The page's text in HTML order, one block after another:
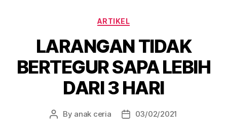
Indonesia
Categories
ARTIKEL
LARANGAN TIDAK
BERTEGUR SAPA LEBIH
DARI 3 HARI
Post
By anak ceria
Post03/02/2021